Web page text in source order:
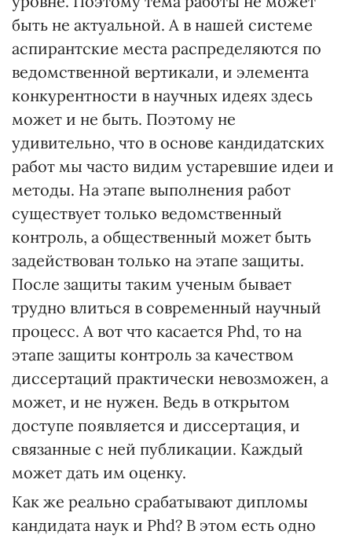
быть не актуальной. А в нашей системе
аспирантские места распределяются по
ведомственной вертикали, и элемента
конкурентности в научных идеях здесь
может и не быть. Поэтому не
удивительно, что в основе кандидатских
работ мы часто видим устаревшие идеи и
методы. На этапе выполнения работ
существует только ведомственный
контроль, а общественный может быть
задействован только на этапе защиты.
После защиты таким ученым бывает
трудно влиться в современный научный
процесс. А вот что касается Phd, то на
этапе защиты контроль за качеством
диссертаций практически невозможен, а
может, и не нужен. Ведь в открытом
доступе появляется и диссертация, и
связанные с ней публикации. Каждый
может дать им оценку.
Как же реально срабатывают дипломы
кандидата наук и Phd? В этом есть одно